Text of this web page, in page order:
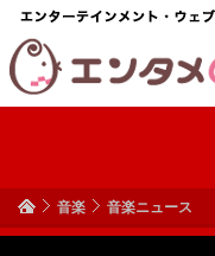
音楽 音楽ニュース